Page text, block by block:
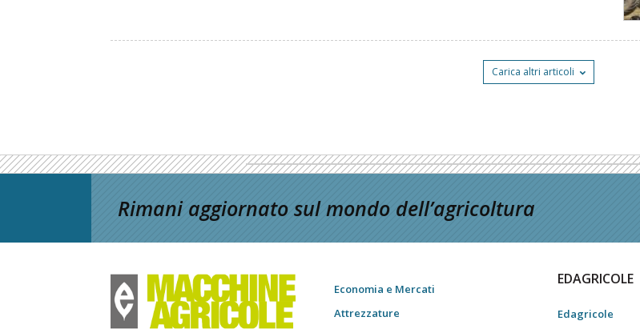
Carica altri articoli
Rimani aggiornato sul mondo dell’agricoltura
Economia e Mercati
Attrezzature
EDAGRICOLE
Edagricole